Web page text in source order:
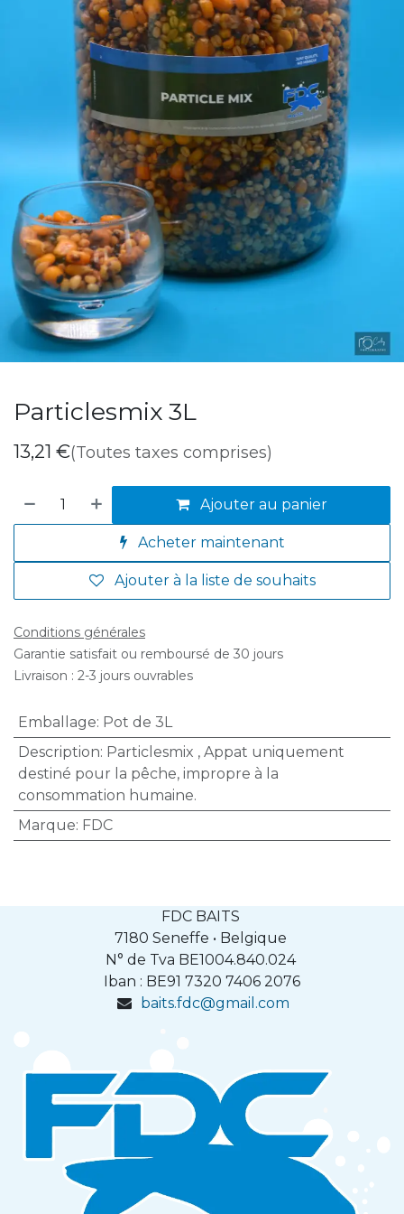
Particlesmix 3L
13,21 €(Toutes taxes comprises)
Ajouter au panier
Acheter maintenant
Ajouter à la liste de souhaits
Conditions générales
Garantie satisfait ou remboursé de 30 jours
Livraison : 2-3 jours ouvrables
Emballage: Pot de 3L
Description: Particlesmix , Appat uniquement
destiné pour la pêche, impropre à la
consommation humaine.
Marque: FDC
FDC BAITS
7180 Seneffe • Belgique
N° de Tva BE1004.840.024
Iban : BE91 7320 7406 2076
baits.fdc@gmail.com